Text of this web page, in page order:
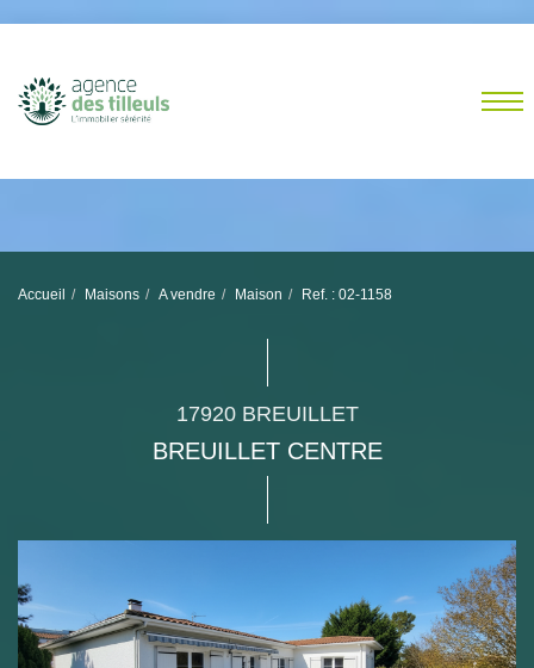
Accueil Maisons A vendre Maison Ref. : 02-1158
17920 BREUILLET
BREUILLET CENTRE